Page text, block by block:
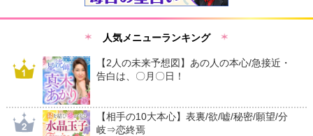
人気メニューランキング
【2人の未来予想図】あの人の本心/急接近・
告白は、〇月〇日！
【相手の10大本心】表裏/欲/嘘/秘密/願望/分
岐⇒恋終焉